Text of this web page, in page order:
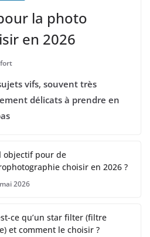
la photo
en 2026
vifs, souvent très
délicats à prendre en
objectif pour de
choisir en 2026 ?
2026
ce qu’un star filter (filtre
et comment le choisir ?